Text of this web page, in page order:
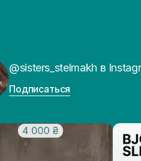
@sisters_stelmakh в
Подписаться